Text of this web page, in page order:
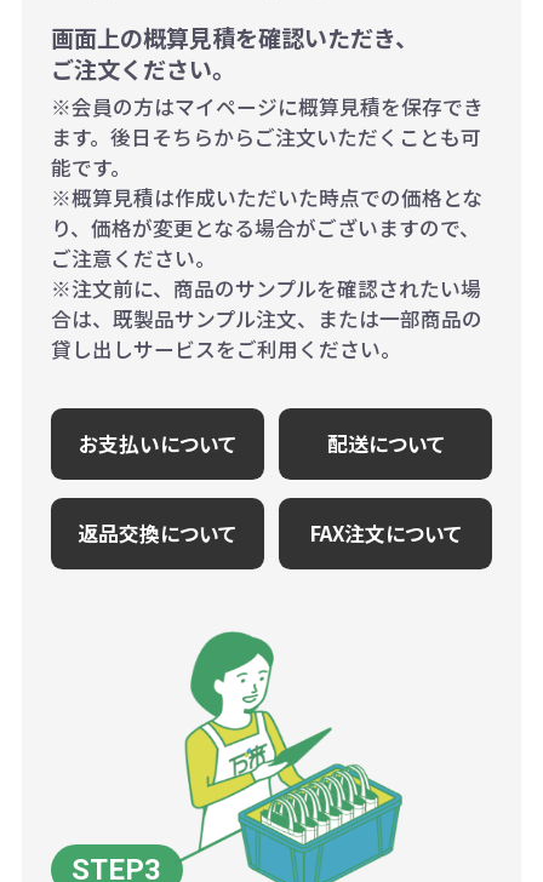
画面上の概算見積を確認いただき、
ご注文ください。
※会員の方はマイページに概算見積を保存でき
ます。後日そちらからご注文いただくことも可
能です。
※概算見積は作成いただいた時点での価格とな
り、価格が変更となる場合がございますので、
ご注意ください。
※注文前に、商品のサンプルを確認されたい場
合は、既製品サンプル注文、または一部商品の
貸し出しサービスをご利用ください。
お支払いについて 配送について
返品交換について FAX注文について